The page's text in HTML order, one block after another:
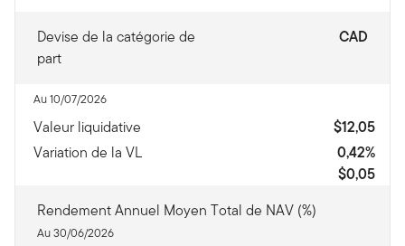
Devise de la catégorie de
part
CAD
Au 10/07/2026
Valeur liquidative
$12,05
Variation de la VL
0,42%
$0,05
Rendement Annuel Moyen Total de NAV (%)
Au 30/06/2026